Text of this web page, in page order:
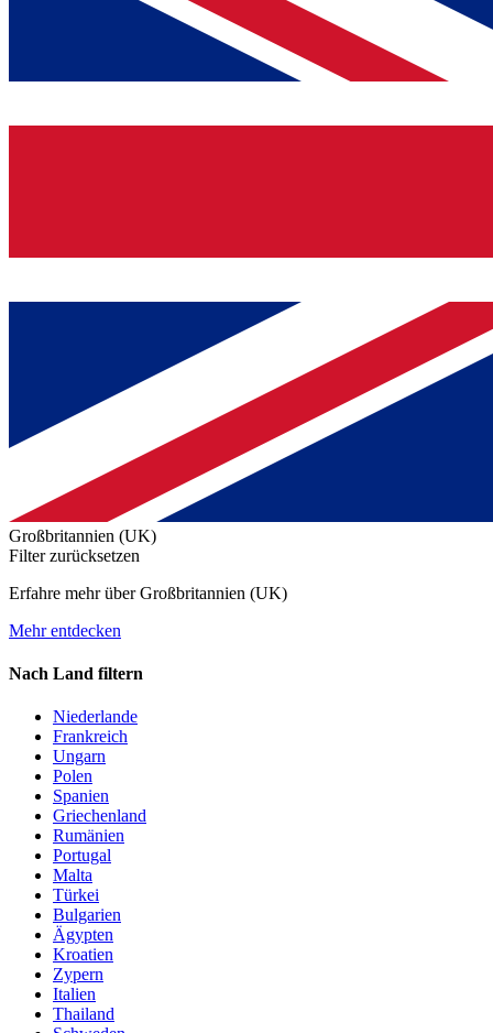
Großbritannien (UK)
Filter zurücksetzen
Erfahre mehr über Großbritannien (UK)
Mehr entdecken
Nach Land filtern
Niederlande
Frankreich
Ungarn
Polen
Spanien
Griechenland
Rumänien
Portugal
Malta
Türkei
Bulgarien
Ägypten
Kroatien
Zypern
Italien
Thailand